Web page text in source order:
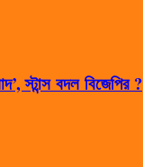
স্টান্স বদল বিজেপির ?